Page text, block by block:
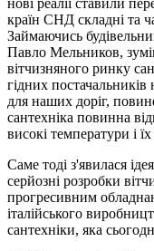
країн СНД складні та
Займаючись
Павло Мельников,
вітчизняного ринку
гідних
для наших доріг,
сантехніка повинна
високі температури і
Саме тоді з'явилася
серйозні розробки
прогресивним
італійського
сантехніки, яка